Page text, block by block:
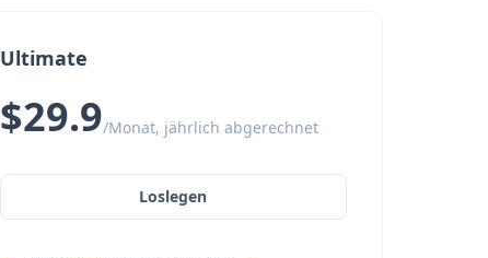
Ultimate
$29.9/Monat, jährlich abgerechnet
Loslegen